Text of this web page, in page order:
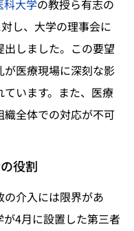
科大学の教授ら有志の
し、大学の理事会に
しました。この要望
医療現場に深刻な影
います。また、医療
全体での対応が不可
役割
介入には限界があ
4月に設置した第三者